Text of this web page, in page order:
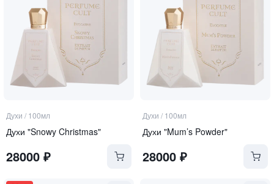
Духи / 100мл
Духи "Snowy Christmas"
28000 ₽
Духи / 100мл
Духи "Mum’s Powder"
28000₽